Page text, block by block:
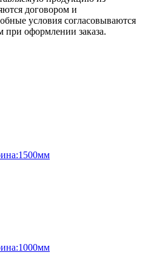
договором и
условия согласовываются
при оформлении заказа.